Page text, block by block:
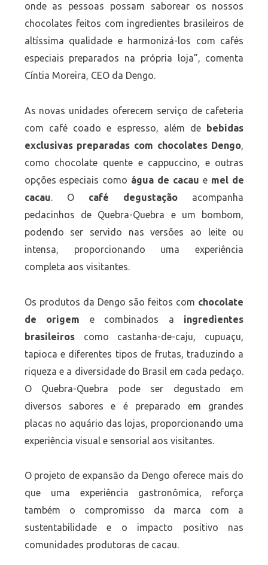
onde as pessoas possam saborear os nossos
chocolates feitos com ingredientes brasileiros de
altíssima qualidade e harmonizá-los com cafés
especiais preparados na própria loja”, comenta
Cíntia Moreira, CEO da Dengo.
As novas unidades oferecem serviço de cafeteria
com café coado e espresso, além de bebidas
exclusivas preparadas com chocolates Dengo,
como chocolate quente e cappuccino, e outras
opções especiais como água de cacau e mel de
cacau. O café degustação acompanha
pedacinhos de Quebra-Quebra e um bombom,
podendo ser servido nas versões ao leite ou
intensa, proporcionando uma experiência
completa aos visitantes.
Os produtos da Dengo são feitos com chocolate
de origem e combinados a ingredientes
brasileiroscomo castanha-de-caju, cupuaçu,
tapioca e diferentes tipos de frutas, traduzindo a
riqueza e a diversidade do Brasil em cada pedaço.
O Quebra-Quebra pode ser degustado em
diversos sabores e é preparado em grandes
placas no aquário das lojas, proporcionando uma
experiência visual e sensorial aos visitantes.
O projeto de expansão da Dengo oferece mais do
que uma experiência gastronômica, reforça
também o compromisso da marca com a
sustentabilidade e o impacto positivo nas
comunidades produtoras de cacau.